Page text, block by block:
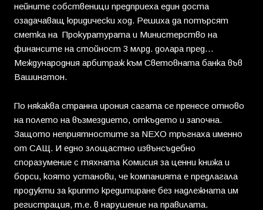
нейните собственици предприеха един доста
озадачаващ юридически ход. Решиха да потърсят
сметка на Прокуратурата и Министерство на
финансите на стойност 3 млрд. долара пред…
Международния арбитраж към Световната банка във
Вашингтон.
По някаква странна ирония сагата се пренесе отново
на полето на възмездието, откъдето и започна.
Защото неприятностите за NЕXO тръгнаха именно
от САЩ. И едно злощастно извънсъдебно
споразумение с тяхната Комисия за ценни книжа и
борси, която установи, че компанията е предлагала
продукти за крипто кредитиране без надлежната им
регистрация, т.е. в нарушение на правилата.